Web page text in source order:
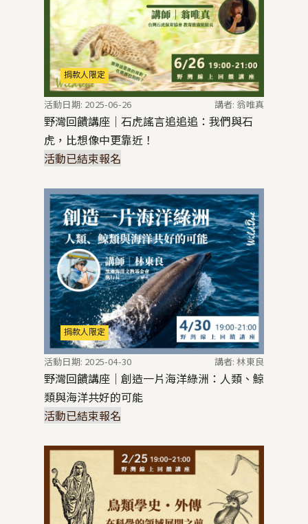
捐款人限定
活動日期: 2025-06-26 講者: 翁唯真
野灣回饋講座｜石虎謠言追追追：我們與石
虎，比想像中更靠近！
活動已結束報名
捐款人限定
活動日期: 2025-04-30 講者: 林東良
野灣回饋講座｜創造一片海洋綠洲：人類、鯨
類與海洋共好的可能
活動已結束報名